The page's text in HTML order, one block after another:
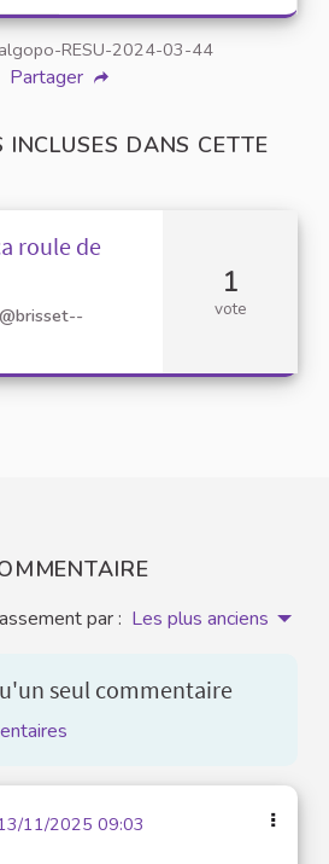
RESU-2024-03-44
Partager
INCLUSES DANS CETTE
roule de
@brisset--
1
vote
par : Les plus anciens
seul commentaire
11/2025 09:03